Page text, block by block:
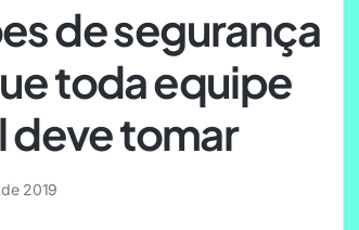
de segurança
toda equipe
deve tomar
2019